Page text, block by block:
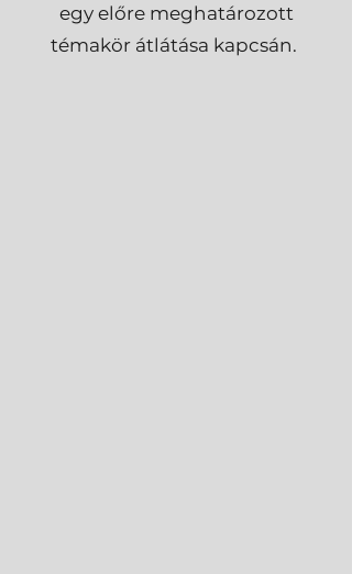
egy előre meghatározott
témakör átlátása kapcsán.